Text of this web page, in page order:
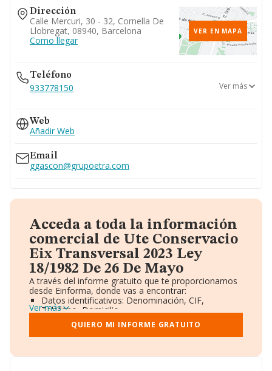
Dirección
Calle Mercuri, 30 - 32, Cornella De
Llobregat, 08940, Barcelona
Como llegar
VER EN MAPA
Teléfono
933778150
915989060
Ver más
Web
Añadir Web
Email
ggascon@grupoetra.com
Acceda a toda la información
comercial de Ute Conservacio
Eix Transversal 2023 Ley
18/1982 De 26 De Mayo
A través del informe gratuito que te proporcionamos
desde Einforma, donde vas a encontrar:
Datos identificativos: Denominación, CIF,
Teléfono, Domicilio.
Informe Mercantil Completo (BORME).
Gráficos de Evolución Ventas y Empleados.
Consejo de Administración y Administradores.
Accionistas.
Ver más
QUIERO MI INFORME GRATUITO